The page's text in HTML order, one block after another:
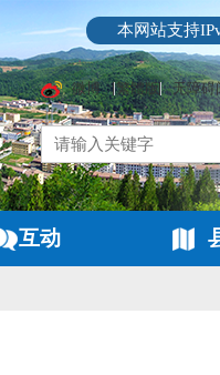
本网站支持
微博 繁體版 无障碍
互动